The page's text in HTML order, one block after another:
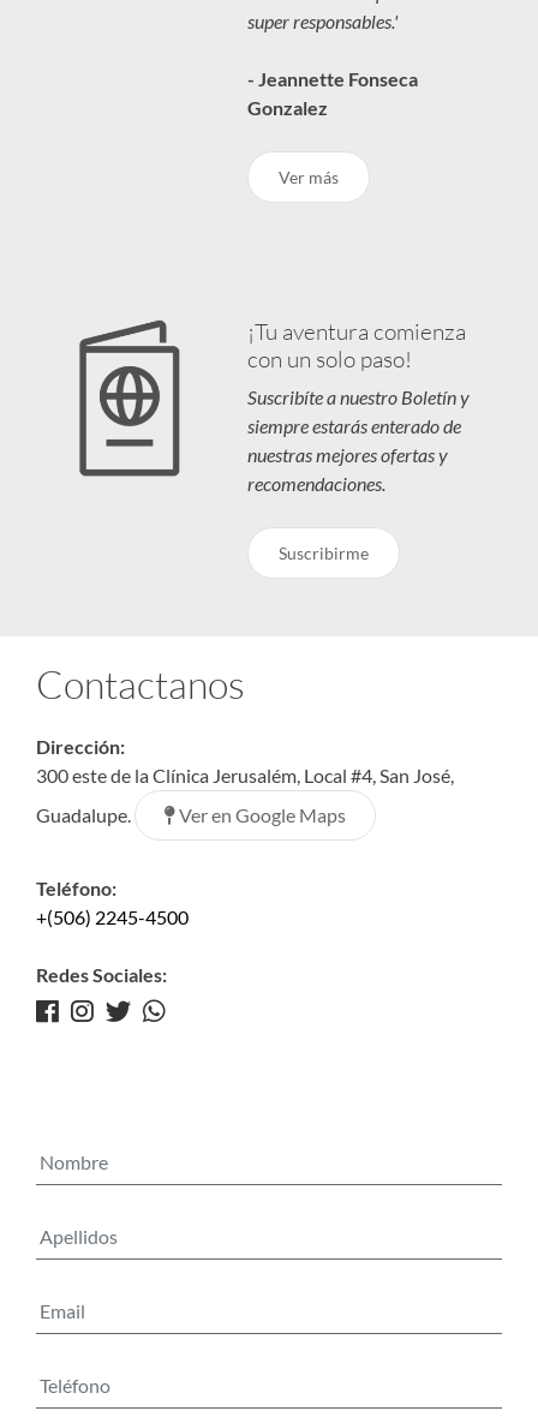
super responsables.'
- Jeannette Fonseca
Gonzalez
Ver más
¡Tu aventura comienza
con un solo paso!
Suscribíte a nuestro Boletín y
siempre estarás enterado de
nuestras mejores ofertas y
recomendaciones.
Suscribirme
Contactanos
Dirección:
300 este de la Clínica Jerusalém, Local #4, San José,
Guadalupe.
Ver en Google Maps
Teléfono:
+(506) 2245-4500
Redes Sociales: